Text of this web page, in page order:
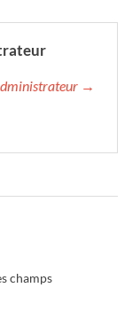
→
champs